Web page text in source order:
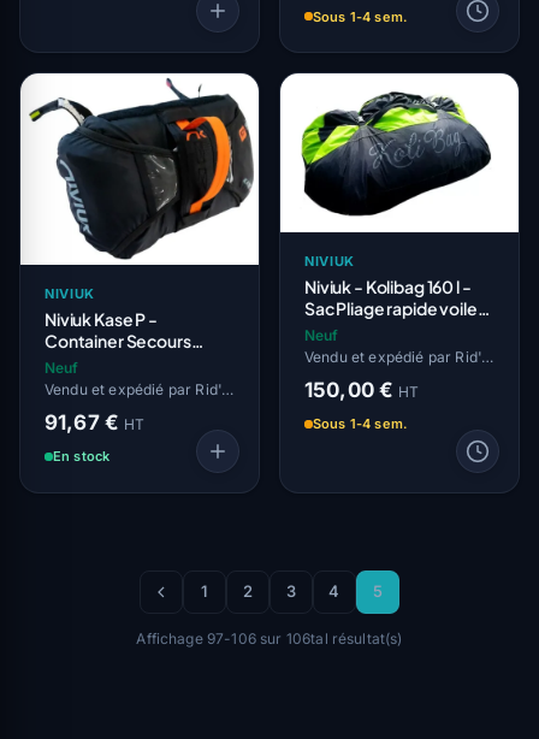
Sous 1-4 sem.
NIVIUK
Niviuk Kase P -
Container Secours
Ventral Light
Neuf
Vendu et expédié par Rid'Air
91,67 € HT
En stock
NIVIUK
Niviuk - Kolibag 160 l -
Sac Pliage rapide voile
solo
Neuf
Vendu et expédié par Rid'Air
150,00 € HT
Sous 1-4 sem.
1 2 3 4 5
Affichage 97-106 sur 106tal résultat(s)